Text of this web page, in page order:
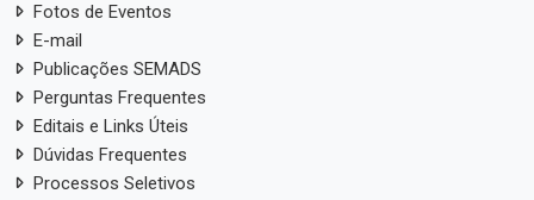
Fotos de Eventos
E-mail
Publicações SEMADS
Perguntas Frequentes
Editais e Links Úteis
Dúvidas Frequentes
Processos Seletivos